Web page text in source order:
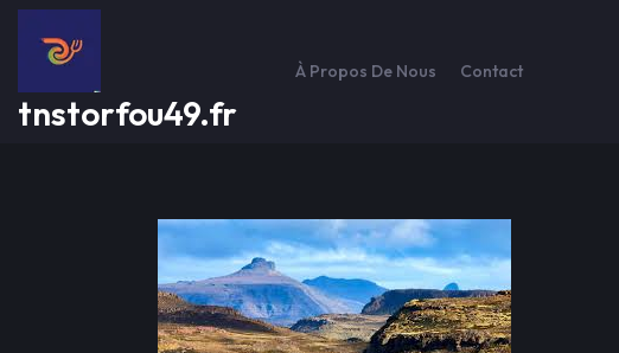
Passer
contenu
tnstorfou49.fr
À Propos De Nous Contact